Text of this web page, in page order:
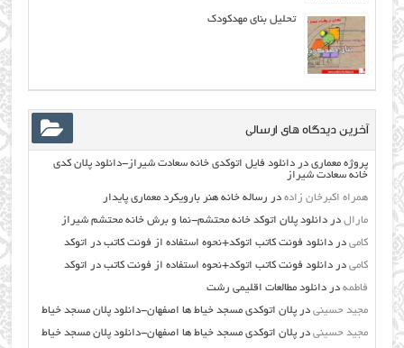
تحلیل بنای مهدکودک
آخرین دیدگاه های ارسالی
پروژه معماری دردانلود فایل اتوکدی خانه سعادت شیراز-دانلود پلان کدی
خانه سعادت شیراز
همراه اکبرخان زاده در رساله خانه هنر بارویکرد معماری پایدار
مارال دردانلود پلان اتوکد خانه محتشم-نما و برش خانه محتشم شیراز
کامی دردانلود فونت کاتب اتوکد+نحوه استفاده از فونت کاتب در اتوکد
کامی دردانلود فونت کاتب اتوکد+نحوه استفاده از فونت کاتب در اتوکد
فاطمه دردانلود مطالعات اقليمي رشت
مجید حسینی درپلان اتوکدی مسجد خیاط ها اصفهان-دانلود پلان مسجد خیاط
مجید حسینی درپلان اتوکدی مسجد خیاط ها اصفهان-دانلود پلان مسجد خیاط